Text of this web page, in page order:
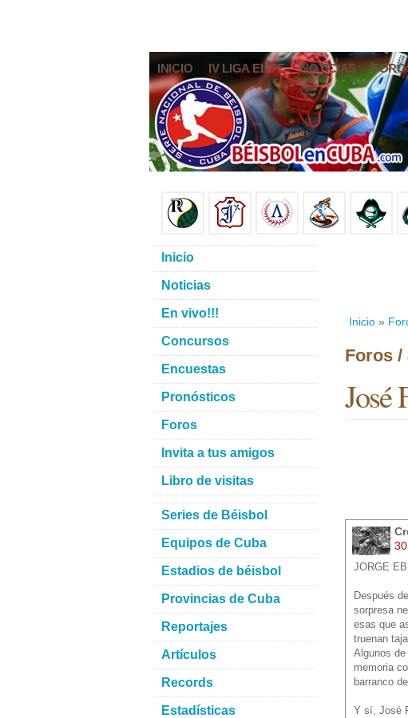
INICIO IV LIGA ELITE NOTICIAS
Inicio »
Foros /
José
JORGE
Después
sorpresa
esas que
truenan
Algunos
memoria
barranco
Y sí, José
Inicio
Noticias
En vivo!!!
Concursos
Encuestas
Pronósticos
Foros
Invita a tus amigos
Libro de visitas
Series de Béisbol
Equipos de Cuba
Estadios de béisbol
Provincias de Cuba
Reportajes
Artículos
Records
Estadísticas